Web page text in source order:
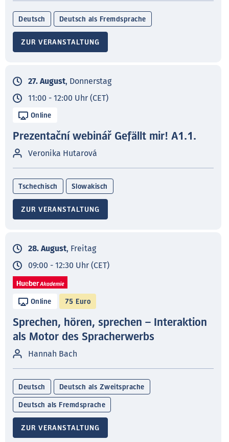
Deutsch Deutsch als Fremdsprache
ZUR VERANSTALTUNG
27. August, Donnerstag
11:00 - 12:00 Uhr (CET)
Online
Prezentační webinář Gefällt mir! A1.1.
Veronika Hutarová
Tschechisch Slowakisch
ZUR VERANSTALTUNG
28. August, Freitag
09:00 - 12:30 Uhr (CET)
Online 75 Euro
Sprechen, hören, sprechen – Interaktion
als Motor des Spracherwerbs
Hannah Bach
Deutsch Deutsch als Zweitsprache
Deutsch als Fremdsprache
ZUR VERANSTALTUNG